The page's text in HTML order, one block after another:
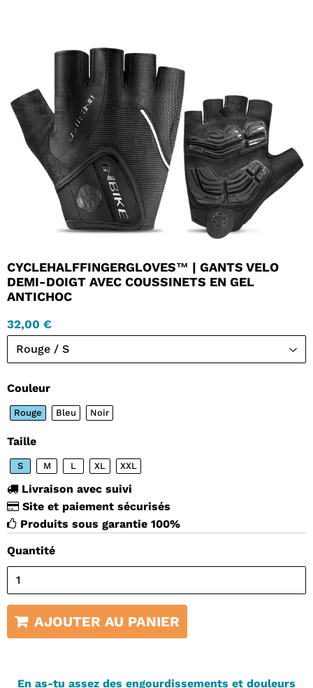
CYCLEHALFFINGERGLOVES™ | GANTS VELO
DEMI-DOIGT AVEC COUSSINETS EN GEL
ANTICHOC
32,00 €
Couleur
Rouge Bleu Noir
Taille
S M L XL XXL
Livraison avec suivi
Site et paiement sécurisés
Produits sous garantie 100%
Quantité
AJOUTER AU PANIER
En as-tu assez des engourdissements et douleurs